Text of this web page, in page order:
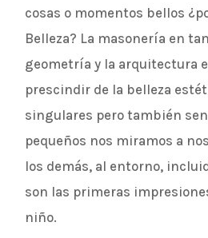
cosas o momentos bellos
Belleza? La masonería en
geometría y la arquitectura
prescindir de la belleza
singulares pero también
pequeños nos miramos a
los demás, al entorno,
son las primeras
niño.